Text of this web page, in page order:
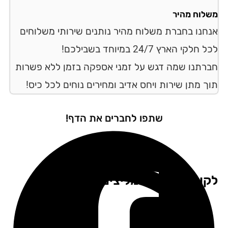
מהיר
בחברת משלוח מהיר נותנים שירותי משלוחים
הארץ 24/7 במיוחד בשבילכם!
שמה דגש על זמני אספקה בזמן ללא פשרות
מתן שירות ויחס אדיב ומחירים נוחים לכל כיס!
שתפו לחברים את הדף!
שלנו ממליצים